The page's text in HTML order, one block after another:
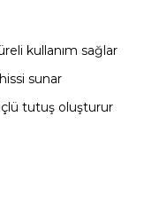
kullanım sağlar
sunar
tutuş oluşturur